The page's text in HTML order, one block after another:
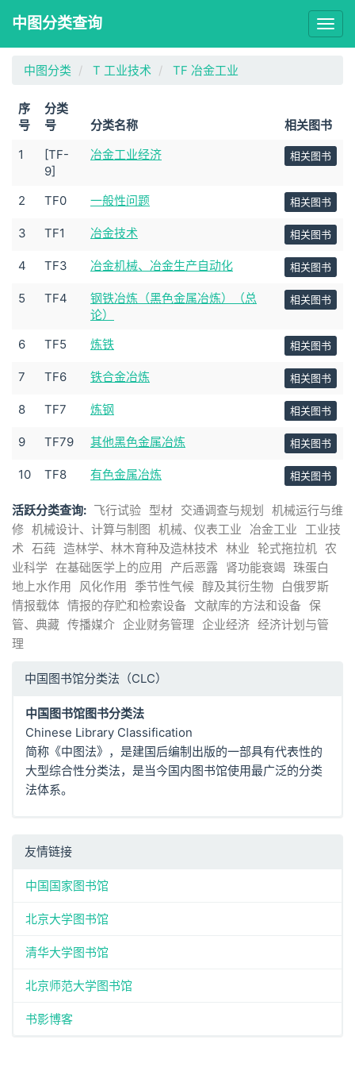
中图分类查询
中图分类 T 工业技术 TF 冶金工业
序
号
分类
号
分类名称
相关图书
1
[TF-
9]
冶金工业经济 相关图书
2 TF0 一般性问题 相关图书
3 TF1 冶金技术 相关图书
4 TF3 冶金机械、冶金生产自动化 相关图书
5 TF4
钢铁冶炼（黑色金属冶炼）（总
论）
相关图书
6 TF5 炼铁 相关图书
7 TF6 铁合金冶炼 相关图书
8 TF7 炼钢 相关图书
9 TF79 其他黑色金属冶炼 相关图书
10 TF8 有色金属冶炼 相关图书
活跃分类查询: 飞行试验 型材 交通调查与规划 机械运行与维
修 机械设计、计算与制图 机械、仪表工业 冶金工业
工业技
术 石莼 造林学、林木育种及造林技术 林业 轮式拖拉机 农
业科学 在基础医学上的应用 产后恶露 肾功能衰竭 珠蛋白
地上水作用
风化作用 季节性气候 醇及其衍生物
白俄罗斯
情报载体 情报的存贮和检索设备 文献库的方法和设备 保
管、典藏 传播媒介 企业财务管理 企业经济 经济计划与管
理
中国图书馆分类法（CLC）
中国图书馆图书分类法
Chinese Library Classification
简称《中图法》，是建国后编制出版的一部具有代表性的
大型综合性分类法，是当今国内图书馆使用最广泛的分类
法体系。
友情链接
中国国家图书馆
北京大学图书馆
清华大学图书馆
北京师范大学图书馆
书影博客